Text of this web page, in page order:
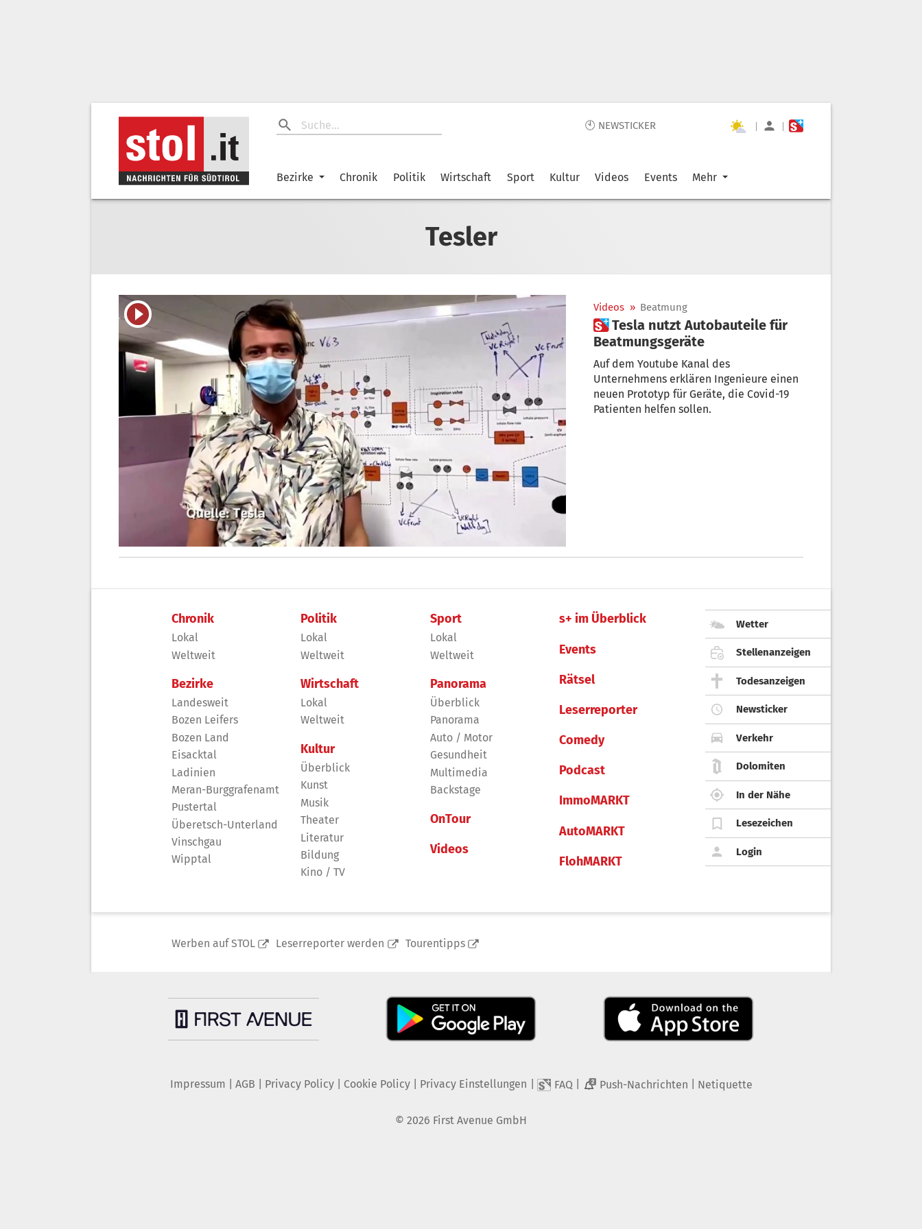
🕙 NEWSTICKER | |
Bezirke Chronik Politik Wirtschaft Sport Kultur Videos Events Mehr
Tesler
Videos » Beatmung
 Tesla nutzt Autobauteile für
Beatmungsgeräte
Auf dem Youtube Kanal des
Unternehmens erklären Ingenieure einen
neuen Prototyp für Geräte, die Covid-19
Patienten helfen sollen.
Chronik
Lokal
Weltweit
Bezirke
Landesweit
Bozen Leifers
Bozen Land
Eisacktal
Ladinien
Meran-Burggrafenamt
Pustertal
Überetsch-Unterland
Vinschgau
Wipptal
Politik
Lokal
Weltweit
Wirtschaft
Lokal
Weltweit
Kultur
Überblick
Kunst
Musik
Theater
Literatur
Bildung
Kino / TV
Sport
Lokal
Weltweit
Panorama
Überblick
Panorama
Auto / Motor
Gesundheit
Multimedia
Backstage
OnTour
Videos
s+ im Überblick
Events
Rätsel
Leserreporter
Comedy
Podcast
ImmoMARKT
AutoMARKT
FlohMARKT
Wetter
Stellenanzeigen
Todesanzeigen
Newsticker
Verkehr
Dolomiten
In der Nähe
Lesezeichen
Login
Werben auf STOL Leserreporter werden Tourentipps
Impressum AGB Privacy Policy| Cookie Policy| Privacy Einstellungen FAQ 2 Push-Nachrichten Netiquette
© 2026 First Avenue GmbH